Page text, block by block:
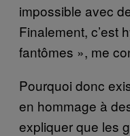
impossible avec
Finalement, c’est
fantômes », me
Pourquoi donc
en hommage à
expliquer que les